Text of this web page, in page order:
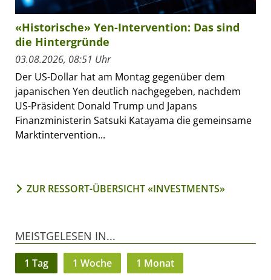
«Historische» Yen-Intervention: Das sind
die Hintergründe
03.08.2026, 08:51 Uhr
Der US-Dollar hat am Montag gegenüber dem
japanischen Yen deutlich nachgegeben, nachdem
US-Präsident Donald Trump und Japans
Finanzministerin Satsuki Katayama die gemeinsame
Marktintervention...
ZUR RESSORT-ÜBERSICHT «INVESTMENTS»
MEISTGELESEN IN...
1 Tag 1 Woche 1 Monat